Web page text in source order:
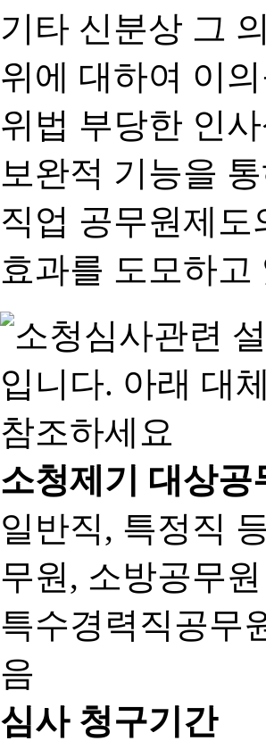
기타 신분상 그
위에 대하여 이
위법 부당한 인
보완적 기능을
직업 공무원제
효과를 도모하고
소청제기 대상공
일반직, 특정직
무원, 소방공무
특수경력직공무
음
심사 청구기간